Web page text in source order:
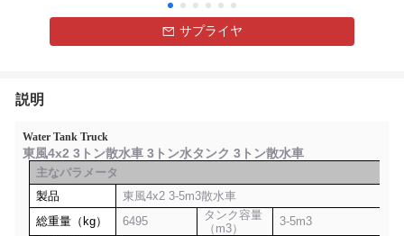
サプライヤ
説明
Water Tank Truck
東風4x2 3トン散水車 3トン水タンク 3トン散水車
主なパラメータ
製品
東風4x2 3-5m3散水車
総重量（kg）
6495
タンク容量
（m3）
3-5m3